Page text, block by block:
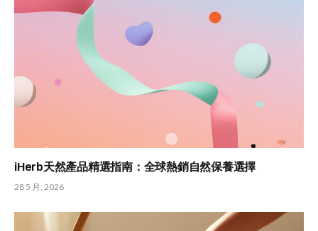
iHerb天然產品精選指南：全球熱銷自然保養選擇
28 5 月, 2026